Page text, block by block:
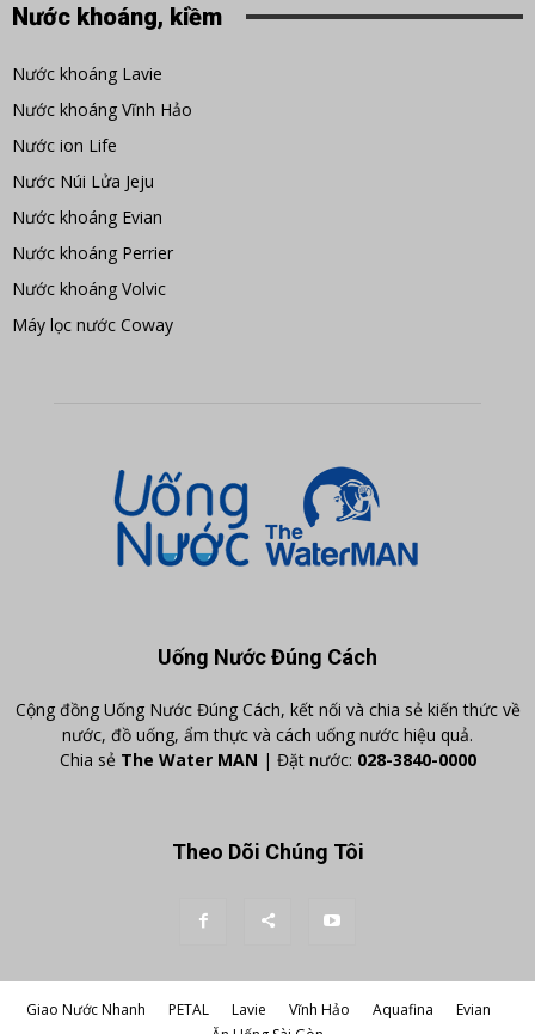
Nước khoáng, kiềm
Nước khoáng Lavie
Nước khoáng Vĩnh Hảo
Nước ion Life
Nước Núi Lửa Jeju
Nước khoáng Evian
Nước khoáng Perrier
Nước khoáng Volvic
Máy lọc nước Coway
Uống Nước Đúng Cách
Cộng đồng Uống Nước Đúng Cách, kết nối và chia sẻ kiến thức về
nước, đồ uống, ẩm thực và cách uống nước hiệu quả.
Chia sẻ The Water MAN | Đặt nước: 028-3840-0000
Theo Dõi Chúng Tôi
Giao Nước Nhanh PETAL Lavie Vĩnh Hảo Aquafina
Evian